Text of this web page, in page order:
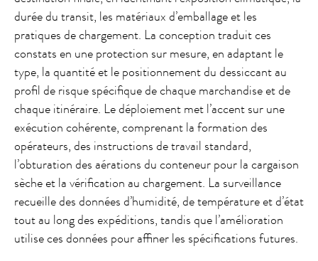
durée du transit, les matériaux d’emballage et les
pratiques de chargement. La conception traduit ces
constats en une protection sur mesure, en adaptant le
type, la quantité et le positionnement du dessiccant au
profil de risque spécifique de chaque marchandise et de
chaque itinéraire. Le déploiement met l’accent sur une
exécution cohérente, comprenant la formation des
opérateurs, des instructions de travail standard,
l’obturation des aérations du conteneur pour la cargaison
sèche et la vérification au chargement. La surveillance
recueille des données d’humidité, de température et d’état
tout au long des expéditions, tandis que l’amélioration
utilise ces données pour affiner les spécifications futures.